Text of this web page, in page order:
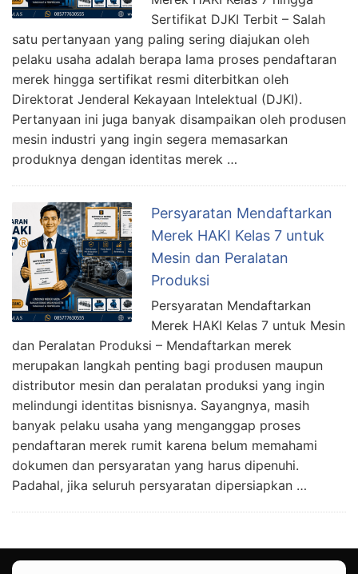
Sertifikat DJKI Terbit – Salah
satu pertanyaan yang paling sering diajukan oleh
pelaku usaha adalah berapa lama proses pendaftaran
merek hingga sertifikat resmi diterbitkan oleh
Direktorat Jenderal Kekayaan Intelektual (DJKI).
Pertanyaan ini juga banyak disampaikan oleh produsen
mesin industri yang ingin segera memasarkan
produknya dengan identitas merek …
Persyaratan Mendaftarkan
Merek HAKI Kelas 7 untuk
Mesin dan Peralatan
Produksi
Persyaratan Mendaftarkan
Merek HAKI Kelas 7 untuk Mesin
dan Peralatan Produksi – Mendaftarkan merek
merupakan langkah penting bagi produsen maupun
distributor mesin dan peralatan produksi yang ingin
melindungi identitas bisnisnya. Sayangnya, masih
banyak pelaku usaha yang menganggap proses
pendaftaran merek rumit karena belum memahami
dokumen dan persyaratan yang harus dipenuhi.
Padahal, jika seluruh persyaratan dipersiapkan …